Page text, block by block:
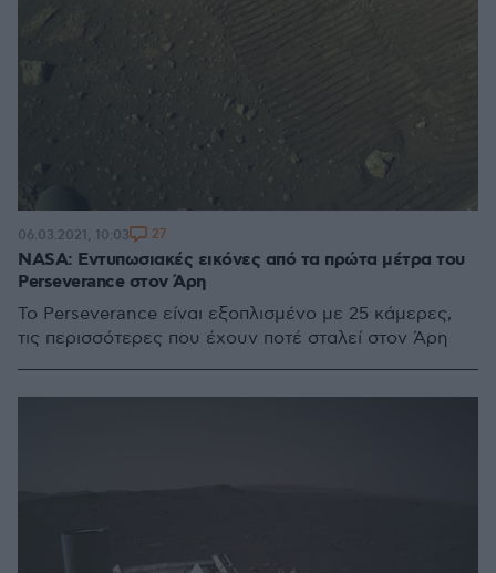
NASA: Εντυπωσιακές εικόνες από τα πρώτα μέτρα του
Perseverance στον Άρη
Το Perseverance είναι εξοπλισμένο με 25 κάμερες,
τις περισσότερες που έχουν ποτέ σταλεί στον Άρη
06.03.2021, 10:03 27